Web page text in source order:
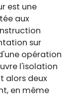
est une
aux
sur
opération
l'isolation
alors deux
en même